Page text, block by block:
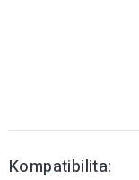
Kompatibilita: